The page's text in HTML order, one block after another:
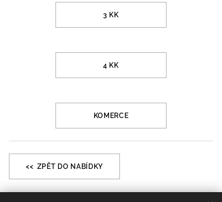
3 KK
4 KK
KOMERCE
<< ZPĚT DO NABÍDKY